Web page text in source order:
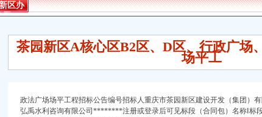
区办
司
茶园新区A核心区B2区、D区、行政广场
场平工
政法广场场平工程招标公告编号招标人重庆市茶园新区建设开发（集团）
弘禹水利咨询有限公司********注册或登录后可见标段（合同包）名称Ⅰ标